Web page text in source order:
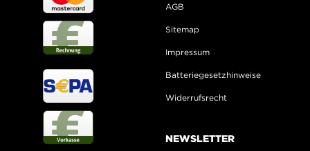
AGB
Sitemap
Impressum
Batteriegesetzhinweise
Widerrufsrecht
NEWSLETTER